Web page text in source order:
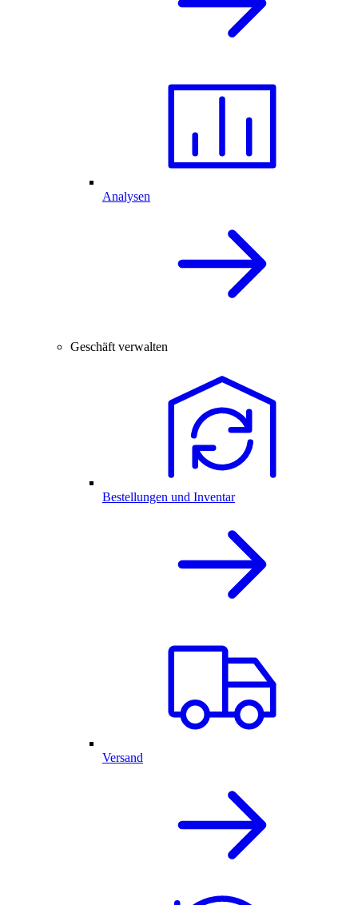
Analysen
Geschäft verwalten
Bestellungen und Inventar
Versand